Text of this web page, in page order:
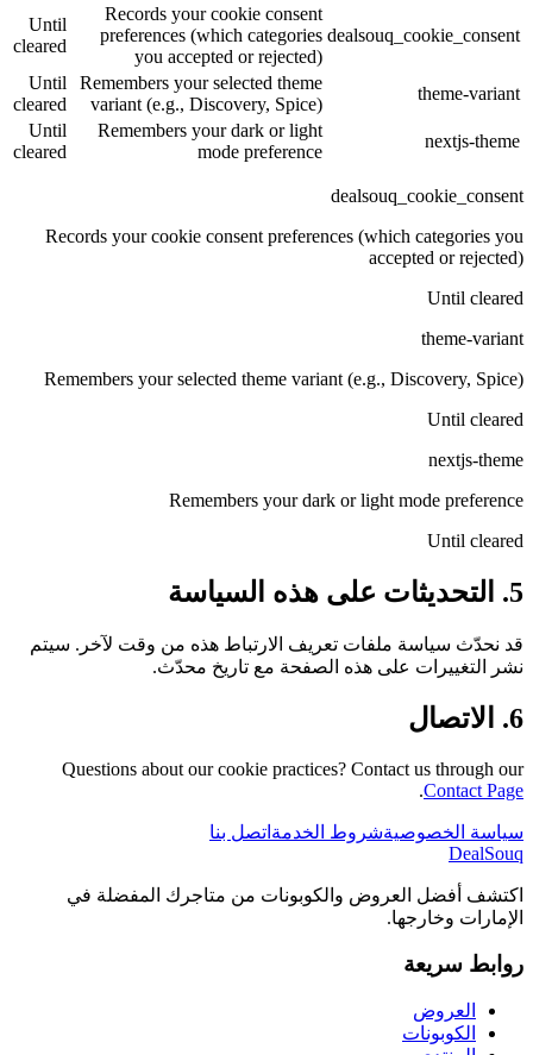
dealsouq_cookie_consent
Records your cookie consent
preferences (which categories
you accepted or rejected)
Until
cleared
theme-variant
Remembers your selected theme
variant (e.g., Discovery, Spice)
Until
cleared
nextjs-theme
Remembers your dark or light
mode preference
Until
cleared
dealsouq_cookie_consent
Records your cookie consent preferences (which categories you
accepted or rejected)
Until cleared
theme-variant
Remembers your selected theme variant (e.g., Discovery, Spice)
Until cleared
nextjs-theme
Remembers your dark or light mode preference
Until cleared
5. التحديثات على هذه السياسة
قد نحدّث سياسة ملفات تعريف الارتباط هذه من وقت لآخر. سيتم
نشر التغييرات على هذه الصفحة مع تاريخ محدّث.
6. الاتصال
Questions about our cookie practices? Contact us through our
Contact Page
.
سياسة الخصوصيةشروط الخدمة اتصل بنا
DealSouq
اكتشف أفضل العروض والكوبونات من متاجرك المفضلة في
الإمارات وخارجها.
روابط سريعة
العروض
الكوبونات